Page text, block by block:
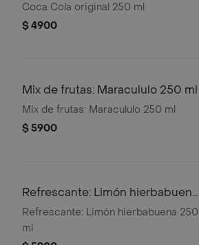
Coca Cola original 250 ml
$ 4900
Mix de frutas: Maracululo 250 ml
Mix de frutas: Maracululo 250 ml
$ 5900
Refrescante: Limón hierbabuena
250 ml
Refrescante: Limón hierbabuena 250
ml